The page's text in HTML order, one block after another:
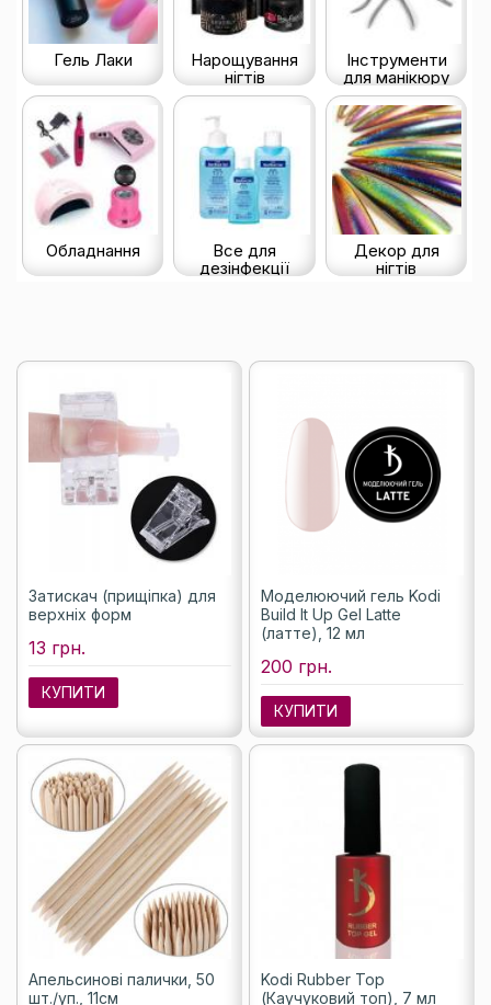
Гель Лаки
Нарощування
нігтів
Інструменти
для манікюру
Обладнання
Все для
дезінфекції
Декор для
нігтів
Затискач (прищіпка) для
верхніх форм
13 грн.
КУПИТИ
Моделюючий гель Kodi
Build It Up Gel Latte
(латте), 12 мл
200 грн.
КУПИТИ
Апельсинові палички, 50
шт./уп., 11см
Kodi Rubber Top
(Каучуковий топ), 7 мл